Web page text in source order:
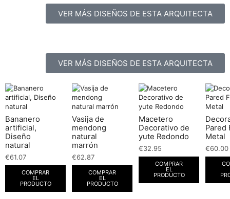
VER MÁS DISEÑOS DE ESTA ARQUITECTA
VER MÁS DISEÑOS DE ESTA ARQUITECTA
Bananero
artificial,
Diseño
natural
€61.07
COMPRAR
EL
PRODUCTO
Vasija de
mendong
natural
marrón
€62.87
COMPRAR
EL
PRODUCTO
Macetero
Decorativo de
yute Redondo
€32.95
COMPRAR
EL
PRODUCTO
Pared
Metal
€60.00